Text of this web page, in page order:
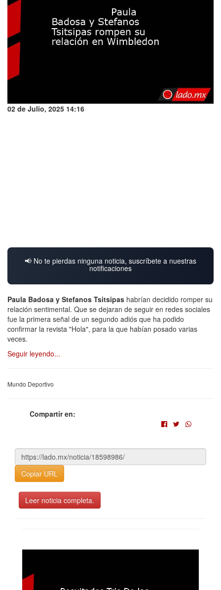
02 de Julio, 2025 14:16
📢 No te pierdas ninguna noticia, suscríbete a nuestras
notificaciones
Paula Badosa y Stefanos Tsitsipas habrían decidido romper su
relación sentimental. Que se dejaran de seguir en redes sociales
fue la primera señal de un segundo adiós que ha podido
confirmar la revista "Hola", para la que habían posado varias
veces.
Seguir leyendo...
Mundo Deportivo
Compartir en:
Copiar URL
Leer noticia completa.